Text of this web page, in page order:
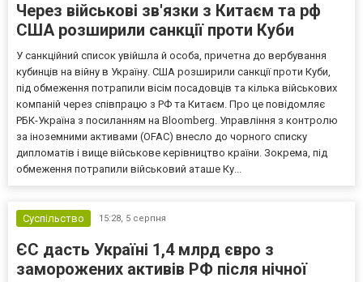
Через військові зв'язки з Китаєм та рф
США розширили санкції проти Куби
У санкційний список увійшла й особа, причетна до вербування
кубинців на війну в Україну. США розширили санкції проти Куби,
під обмеження потрапили вісім посадовців та кілька військових
компаній через співпрацю з РФ та Китаєм. Про це повідомляє
РБК-Україна з посиланням на Bloomberg. Управління з контролю
за іноземними активами (OFAC) внесло до чорного списку
дипломатів і вище військове керівництво країни. Зокрема, під
обмеження потрапили військовий аташе Ку...
Суспільство 15:28, 5 серпня
ЄС дасть Україні 1,4 млрд євро з
заморожених активів РФ після нічної